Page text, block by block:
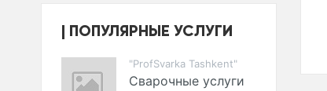
ПОПУЛЯРНЫЕ УСЛУГИ
"ProfSvarka Tashkent"
Сварочные услуги